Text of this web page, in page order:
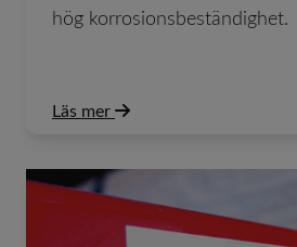
hög korrosionsbeständighet.
Läs mer